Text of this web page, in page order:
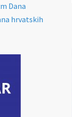
Dana
hrvatskih